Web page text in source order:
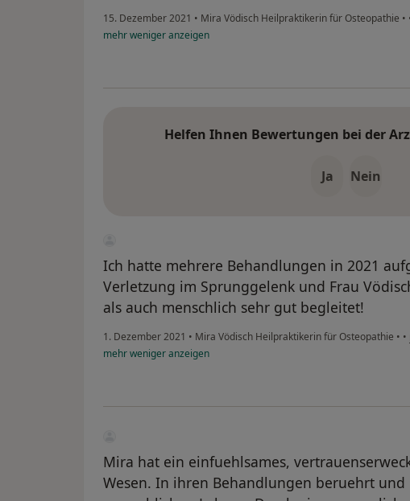
15. Dezember 2021 • Mira Vödisch Heilpraktikerin für Osteopathie •
mehrwenigeranzeigen
Helfen Ihnen Bewertungen bei der
Ja Nein
Ich hatte mehrere Behandlungen in 2021
Verletzung im Sprunggelenk und Frau
als auch menschlich sehr gut begleitet!
1. Dezember 2021 • Mira Vödisch Heilpraktikerin für Osteopathie • •
mehrwenigeranzeigen
Mira hat ein einfuehlsames,
Wesen. In ihren Behandlungen beruehrt